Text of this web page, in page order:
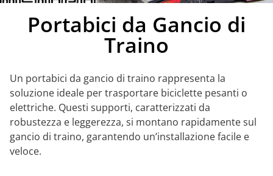
Portabici da Gancio di
Traino
Un portabici da gancio di traino rappresenta la
soluzione ideale per trasportare biciclette pesanti o
elettriche. Questi supporti, caratterizzati da
robustezza e leggerezza, si montano rapidamente sul
gancio di traino, garantendo un’installazione facile e
veloce.